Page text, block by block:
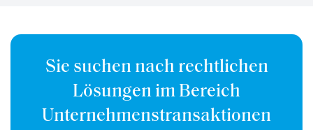
Sie suchen nach rechtlichen
Lösungen im Bereich
Unternehmenstransaktionen